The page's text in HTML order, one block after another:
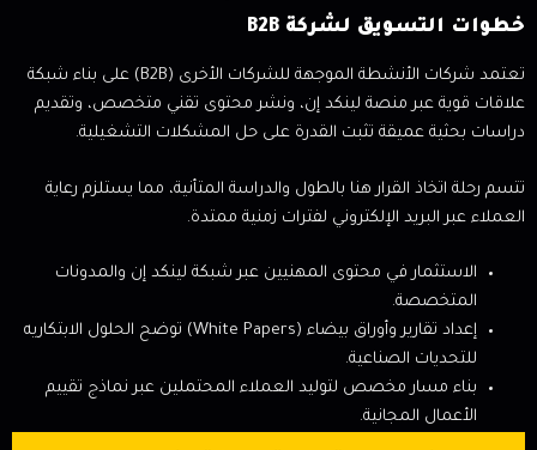
خطوات التسويق لشركة B2B
تعتمد شركات الأنشطة الموجهة للشركات الأخرى (B2B) على بناء شبكة
علاقات قوية عبر منصة لينكد إن، ونشر محتوى تقني متخصص، وتقديم
دراسات بحثية عميقة تثبت القدرة على حل المشكلات التشغيلية.
تتسم رحلة اتخاذ القرار هنا بالطول والدراسة المتأنية، مما يستلزم رعاية
العملاء عبر البريد الإلكتروني لفترات زمنية ممتدة.
الاستثمار في محتوى المهنيين عبر شبكة لينكد إن والمدونات
المتخصصة.
إعداد تقارير وأوراق بيضاء (White Papers) توضح الحلول الابتكاريه
للتحديات الصناعية.
بناء مسار مخصص لتوليد العملاء المحتملين عبر نماذج تقييم
الأعمال المجانية.